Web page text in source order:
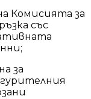
Комисията за
със
за